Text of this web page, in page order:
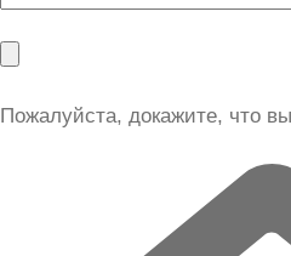
Пожалуйста, докажите, что